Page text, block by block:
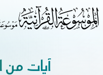
آيات من